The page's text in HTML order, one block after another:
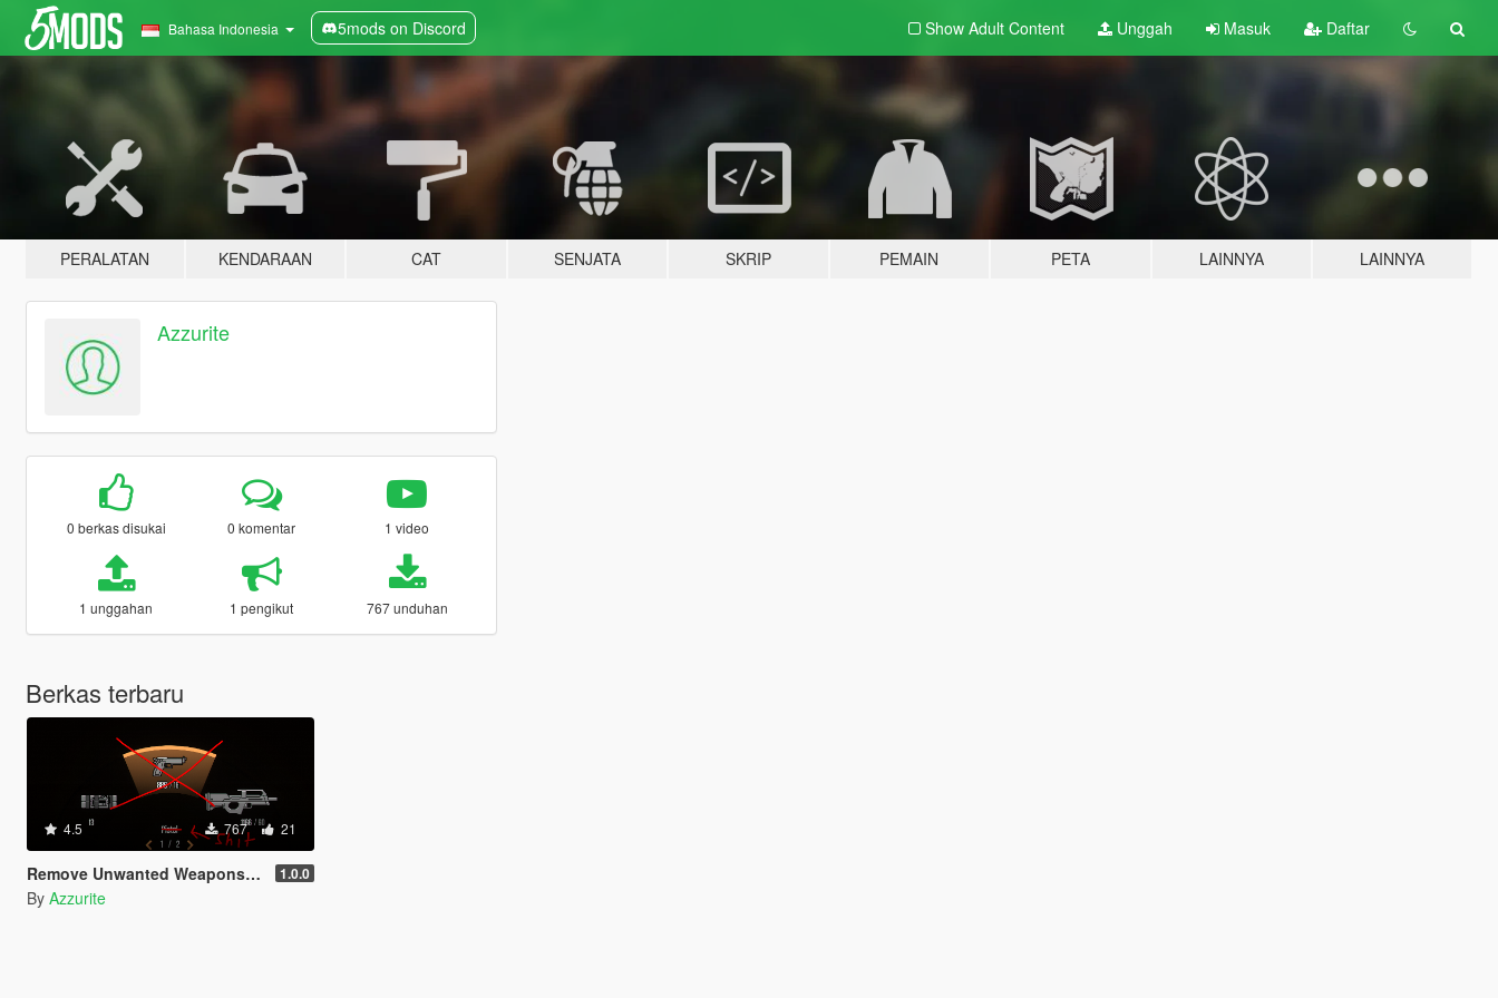
Bahasa Indonesia 5mods on Discord Show Adult Content Unggah Masuk Daftar
PERALATAN KENDARAAN CAT SENJATA SKRIP PEMAIN PETA LAINNYA LAINNYA
Azzurite
0 berkas disukai 0 komentar 1 video
1 unggahan 1 pengikut 767 unduhan
Berkas terbaru
4.5 767 21
Remove Unwanted Weapons Story Mode 1.0.0
By Azzurite